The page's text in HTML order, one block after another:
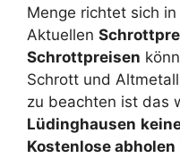
Menge richtet sich
Aktuellen
Schrottpreisen
Schrott und
zu beachten ist das
Lüdinghausen
Kostenlose